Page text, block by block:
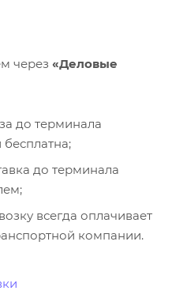
через «Деловые
до терминала
до терминала
всегда оплачивает
компании.